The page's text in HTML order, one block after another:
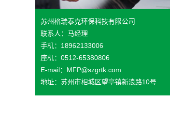
苏州格瑞泰克环保科技有限公司
联系人：马经理
手机：18962133006
座机：0512-65380806
E-mail：MFP@szgrtk.com
地址：苏州市相城区望亭镇新浪路10号